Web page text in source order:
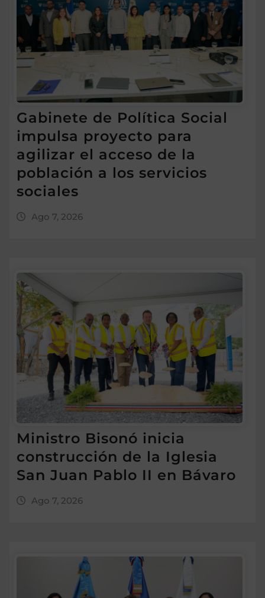
Gabinete de Política Social
impulsa proyecto para
agilizar el acceso de la
población a los servicios
sociales
Ago 7, 2026
Ministro Bisonó inicia
construcción de la Iglesia
San Juan Pablo II en Bávaro
Ago 7, 2026